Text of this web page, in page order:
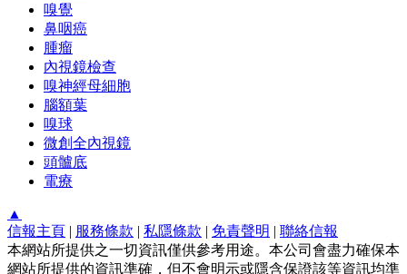
嗅覺
鼻咽癌
腫瘤
內視鏡檢查
嗅神經母細胞
腦額葉
嗅球
微創全內視鏡
頭髗底
電療
▲
信報主頁 | 服務條款 | 私隱條款 | 免責聲明 | 聯絡信報
本網站所提供之一切資訊僅供參考用途。本公司會盡力確保本
網站所提供的資訊準確，但不會明示或隱含保證該等資訊均準